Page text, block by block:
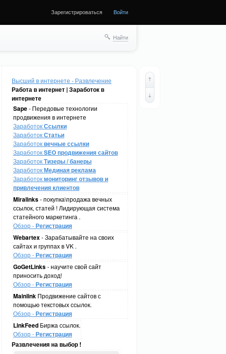
Зарегистрироваться Войти
Найти
Высший в интернете - Развлечение
Работа в интернет | Заработок в
интернете
Sape- Передовые технологии
продвижения в интернете
ЗаработокСсылки
ЗаработокСтатьи
Заработоквечные ссылки
ЗаработокSEO продвижения сайтов
ЗаработокТизеры / банеры
ЗаработокМединая реклама
Заработокмониторинг отзывов и
привлечения клиентов
Miralinks- покупка\продажа вечных
ссылок, статей ! Лидирующая система
статейного маркетинга .
Обзор -Регистрация
Webartex- Зарабатывайте на своих
сайтах и группах в VK .
Обзор -Регистрация
GoGetLinks- научите свой сайт
приносить доход!
Обзор -Регистрация
Mainlink Продвижение сайтов с
помощью текстовых ссылок.
Обзор -Регистрация
LinkFeed Биржа ссылок.
Обзор -Регистрация
Развлечения на выбор !